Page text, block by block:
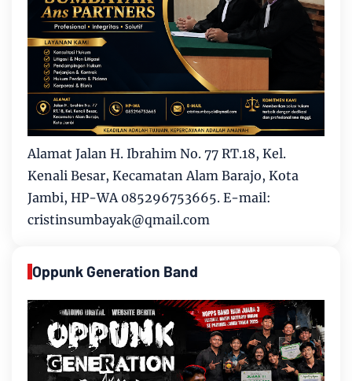
Alamat Jalan H. Ibrahim No. 77 RT.18, Kel.
Kenali Besar, Kecamatan Alam Barajo, Kota
Jambi, HP-WA 085296753665. E-mail:
cristinsumbayak@qmail.com
Oppunk Generation Band